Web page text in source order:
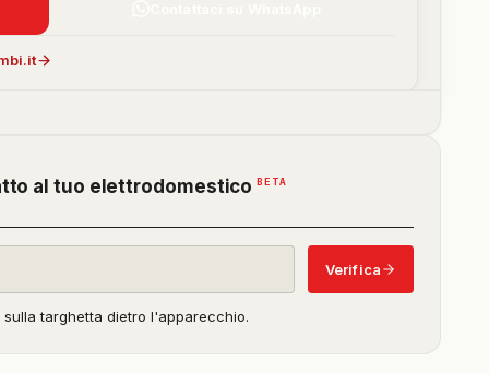
al tuo elettrodomestico BETA
beta)
Verifica
targhetta dietro l'apparecchio.